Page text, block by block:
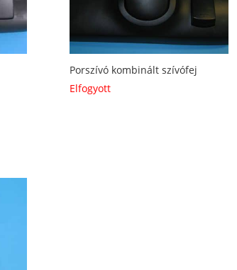
Porszívó kombinált szívófej
Elfogyott